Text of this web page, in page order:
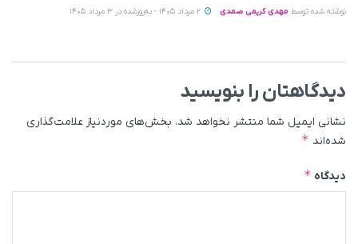
نوشته شده توسط مهدی کریمی صمدی
دیدگاهتان را بنویسید
نشانی ایمیل شما منتشر نخواهد شد. بخش‌های موردنیاز علامت‌گذاری
شده‌اند *
دیدگاه *